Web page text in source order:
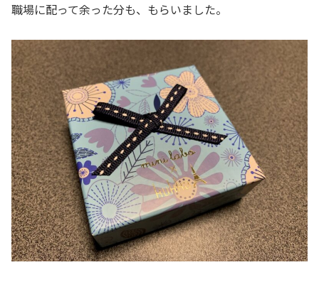
職場に配って余った分も、もらいました。